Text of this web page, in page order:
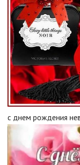
с днем рождения